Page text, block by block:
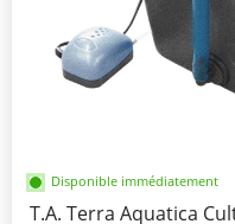
Disponible immédiatement
T.A. Terra Aquatica